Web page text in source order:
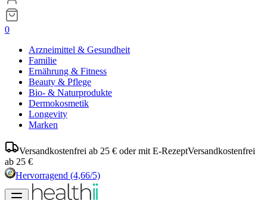
0
Arzneimittel & Gesundheit
Familie
Ernährung & Fitness
Beauty & Pflege
Bio- & Naturprodukte
Dermokosmetik
Longevity
Marken
Versandkostenfrei ab 25 € oder mit E-RezeptVersandkostenfrei
ab 25 €
Hervorragend (4,66/5)